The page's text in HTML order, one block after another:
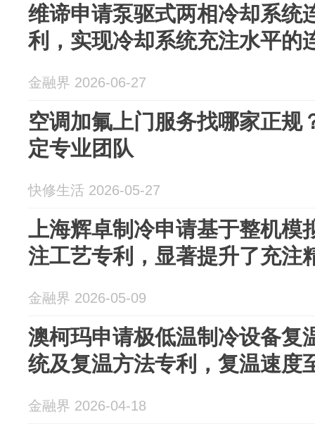
维谛申请泵驱式两相冷却系统
利，实现冷却系统充注水平的
金融界 2026-06-27
空调加氟上门服务找哪家正规
定专业团队
快修生活 2026-05-27
上海辉卓制冷申请基于整机模
注工艺专利，显著提升了充注
金融界 2026-05-09
澳柯玛申请极低温制冷设备复
统及复温方法专利，复温速度
金融界 2026-04-18